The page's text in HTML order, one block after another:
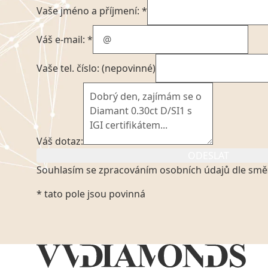
Vaše jméno a příjmení: *
Váš e-mail: *
Vaše tel. číslo: (nepovinné)
Váš dotaz:
Souhlasím se zpracováním osobních údajů dle
Kliknutím na výše uvedený odkaz, v souladu se
platném znění výslovně souhlasím se zpracováním
VVDiamonds s.r.o., IČO: 05892481, jako správci
zmocněnému zástupci, výhradně za účelem
* tato pole jsou povinná